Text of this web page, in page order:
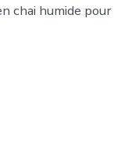
chai humide pour